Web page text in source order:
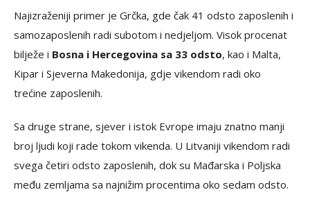
Najizraženiji primer je Grčka, gde čak 41 odsto zaposlenih i
samozaposlenih radi subotom i nedjeljom. Visok procenat
bilježe i Bosna i Hercegovina sa 33 odsto, kao i Malta,
Kipar i Sjeverna Makedonija, gdje vikendom radi oko
trećine zaposlenih.
Sa druge strane, sjever i istok Evrope imaju znatno manji
broj ljudi koji rade tokom vikenda. U Litvaniji vikendom radi
svega četiri odsto zaposlenih, dok su Mađarska i Poljska
među zemljama sa najnižim procentima oko sedam odsto.